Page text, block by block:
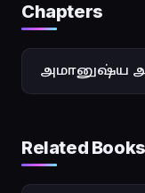
Chapters
அமானுஷ்ய
Related Books